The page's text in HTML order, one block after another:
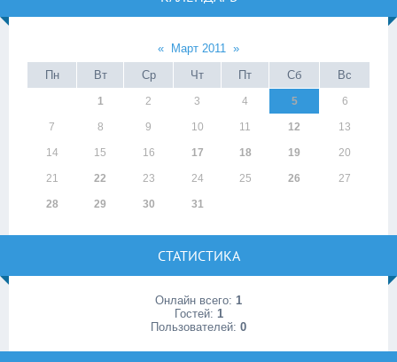
« Март 2011 »
Пн
Вт Ср Чт Пт Сб Вс
1 2 3 4 5 6
7 8 9 10 11 12 13
14 15 16 17 18 19 20
21 22 23 24 25 26 27
28 29 30 31
СТАТИСТИКА
Онлайн всего: 1
Гостей: 1
Пользователей: 0